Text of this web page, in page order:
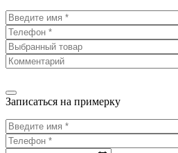
Записаться на примерку